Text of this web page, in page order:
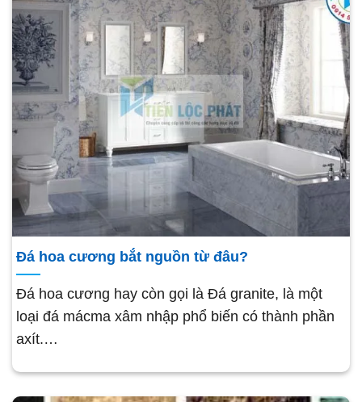
Đá hoa cương bắt nguồn từ đâu?
Đá hoa cương hay còn gọi là Đá granite, là một
loại đá mácma xâm nhập phổ biến có thành phần
axít.…